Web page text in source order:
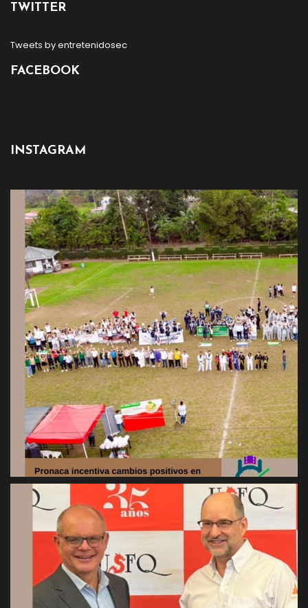
TWITTER
Tweets by entretenidosec
FACEBOOK
INSTAGRAM